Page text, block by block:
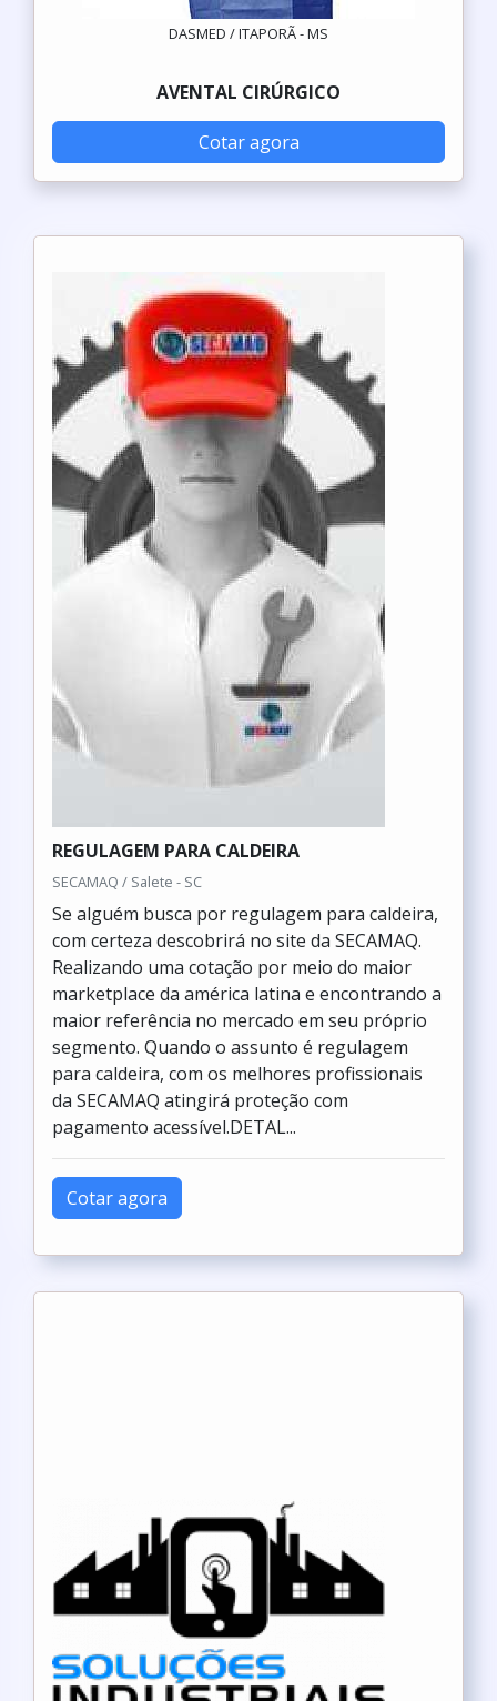
DASMED / ITAPORÃ - MS
AVENTAL CIRÚRGICO
Cotar agora
REGULAGEM PARA CALDEIRA
SECAMAQ / Salete - SC
Se alguém busca por regulagem para caldeira,
com certeza descobrirá no site da SECAMAQ.
Realizando uma cotação por meio do maior
marketplace da américa latina e encontrando a
maior referência no mercado em seu próprio
segmento. Quando o assunto é regulagem
para caldeira, com os melhores profissionais
da SECAMAQ atingirá proteção com
pagamento acessível.DETAL...
Cotar agora